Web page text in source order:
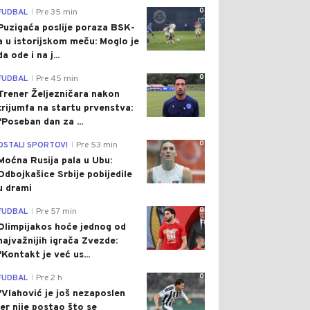
0
Pre 35 min
poslije poraza BSK-
u istorijskom meču: Moglo je
ode i na j...
0
Pre 45 min
Željezničara nakon
na startu prvenstva:
dan za ...
0
SPORTOVI Pre 53 min
Rusija pala u Ubu:
Srbije pobijedile
drami
0
Pre 57 min
hoće jednog od
igrača Zvezde:
je već us...
0
Pre 2 h
je još nezaposlen
nije postao što se